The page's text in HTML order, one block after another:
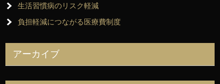
生活習慣病のリスク軽減
負担軽減につながる医療費制度
アーカイブ